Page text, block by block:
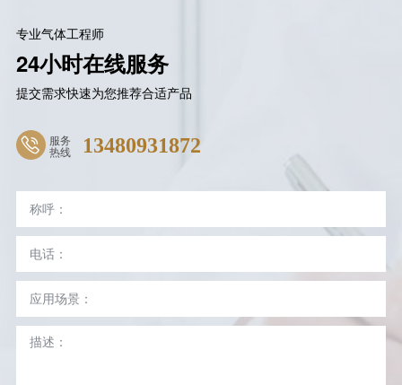
专业气体工程师
24小时在线服务
提交需求快速为您推荐合适产品
服务
热线 13480931872